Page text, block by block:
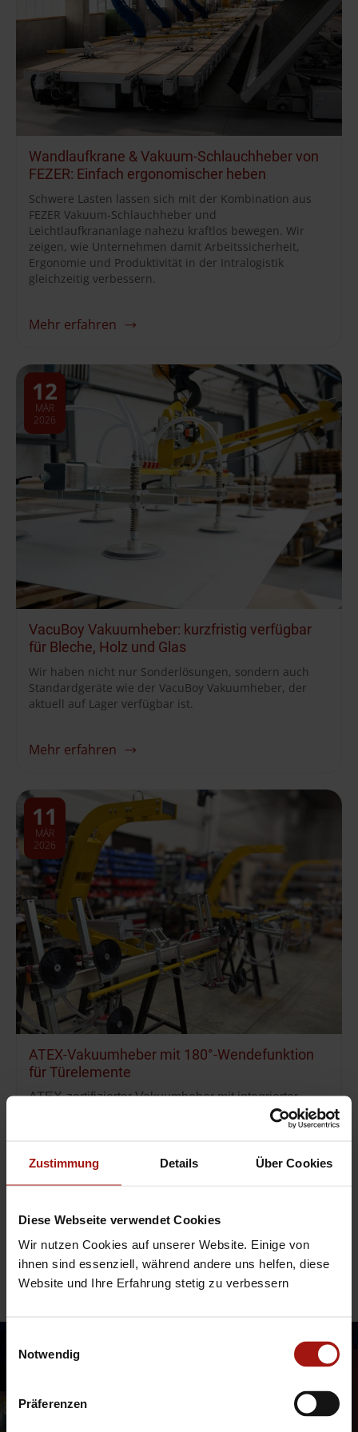
Zustimmung Details Über Cookies
Diese Webseite verwendet Cookies
Wir nutzen Cookies auf unserer Website. Einige von
ihnen sind essenziell, während andere uns helfen, diese
Website und Ihre Erfahrung stetig zu verbessern
Notwendig
Präferenzen
Wandlaufkrane & Vakuum-Schlauchheber von
FEZER: Einfach ergonomischer heben
Schwere Lasten lassen sich mit der Kombination aus
FEZER Vakuum-Schlauchheber und
Leichtlaufkrananlage nahezu kraftlos bewegen. Wir
zeigen, wie Unternehmen damit Arbeitssicherheit,
Ergonomie und Produktivität in der Intralogistik
gleichzeitig verbessern.
Mehr erfahren
12
MÄR
2026
VacuBoy Vakuumheber: kurzfristig verfügbar
für Bleche, Holz und Glas
Wir haben nicht nur Sonderlösungen, sondern auch
Standardgeräte wie der VacuBoy Vakuumheber, der
aktuell auf Lager verfügbar ist.
Mehr erfahren
11
MÄR
2026
ATEX-Vakuumheber mit 180°-Wendefunktion
für Türelemente
ATEX-zertifizierter Vakuumheber mit integrierter
180°-Wendefunktion für explosionsgefährdete
Mehr erfahren